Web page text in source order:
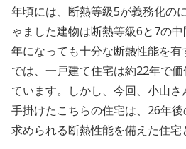
年頃には、断熱等級5が義務化の
ゃました建物は断熱等級6と7の
年になっても十分な断熱性能を
では、一戸建て住宅は約22年で
ています。しかし、今回、小山
手掛けたこちらの住宅は、26年
求められる断熱性能を備えた住宅